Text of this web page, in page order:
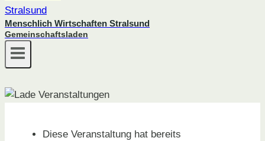
Menschlich Wirtschaften Stralsund
Gemeinschaftsladen
Diese Veranstaltung hat bereits